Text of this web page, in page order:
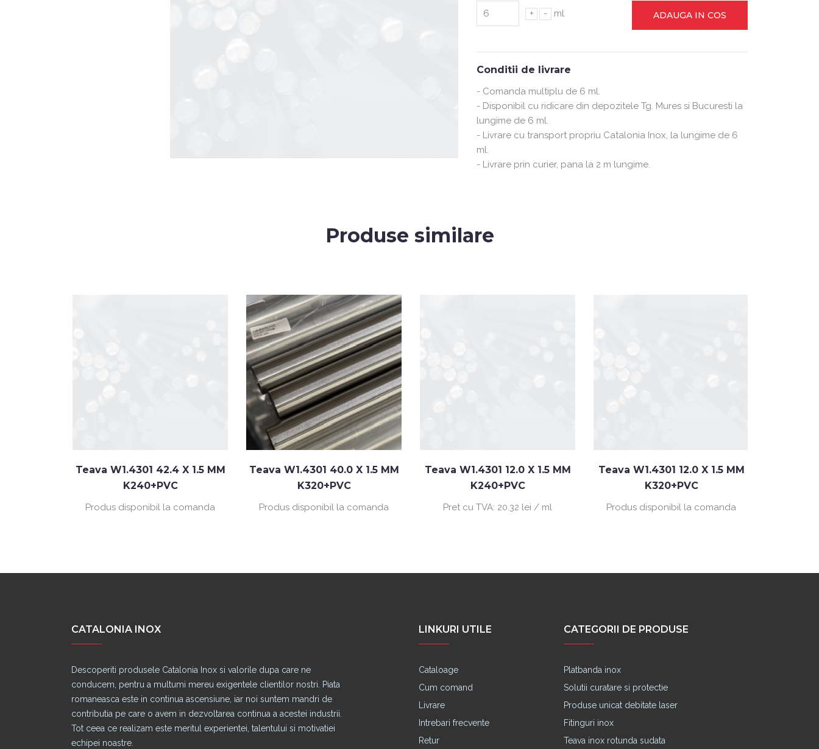
+ - ml ADAUGA IN COS
Conditii de livrare
- Comanda multiplu de 6 ml.
- Disponibil cu ridicare din depozitele Tg. Mures si Bucuresti la
lungime de 6 ml.
- Livrare cu transport propriu Catalonia Inox, la lungime de 6
ml.
- Livrare prin curier, pana la 2 m lungime.
Produse similare
Teava W1.4301 42.4 X 1.5 MM
K240+PVC
Produs disponibil la comanda
Teava W1.4301 40.0 X 1.5 MM
K320+PVC
Produs disponibil la comanda
Teava W1.4301 12.0 X 1.5 MM
K240+PVC
Pret cu TVA: 20.32 lei / ml
Teava W1.4301 12.0 X 1.5 MM
K320+PVC
Produs disponibil la comanda
CATALONIA INOX
Descoperiti produsele Catalonia Inox si valorile dupa care ne
conducem, pentru a multumi mereu exigentele clientilor nostri. Piata
romaneasca este in continua ascensiune, iar noi suntem mandri de
contributia pe care o avem in dezvoltarea continua a acestei industrii.
Tot ceea ce realizam este meritul experientei, talentului si motivatiei
echipei noastre.
LINKURI UTILE
Cataloage
Cum comand
Livrare
Intrebari frecvente
Retur
CATEGORII DE PRODUSE
Platbanda inox
Solutii curatare si protectie
Produse unicat debitate laser
Fitinguri inox
Teava inox rotunda sudata